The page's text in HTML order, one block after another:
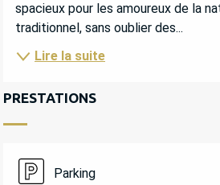
spacieux pour les amoureux de la
traditionnel, sans oublier des...
Lire la suite
PRESTATIONS
Parking